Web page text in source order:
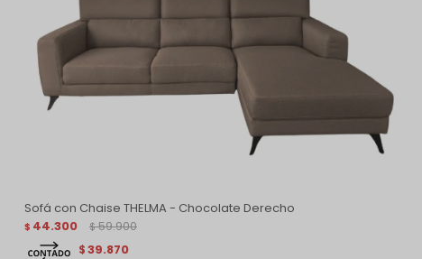
Sofá con Chaise THELMA - Chocolate Derecho
$ 44.300 $ 59.900
$39.870